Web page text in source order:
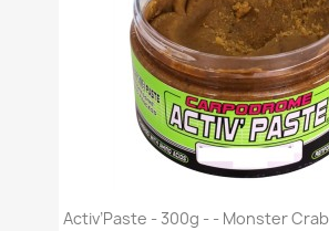
Activ’Paste - 300g - - Monster Crab